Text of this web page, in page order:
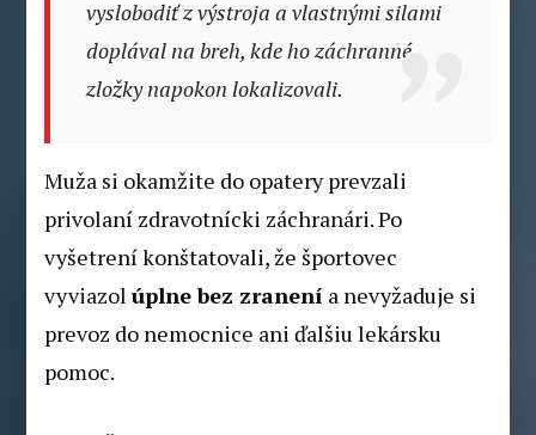
vyslobodiť z výstroja a vlastnými silami
doplával na breh, kde ho záchranné
zložky napokon lokalizovali.
Muža si okamžite do opatery prevzali
privolaní zdravotnícki záchranári. Po
vyšetrení konštatovali, že športovec
vyviazolúplne bez zranení a nevyžaduje si
prevoz do nemocnice ani ďalšiu lekársku
pomoc.